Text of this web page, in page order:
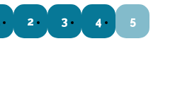
2 3 4 5